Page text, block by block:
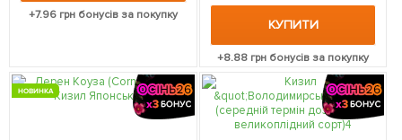
+7.96 грн бонусів за покупку
КУПИТИ
+8.88 грн бонусів за покупку
НОВИНКА